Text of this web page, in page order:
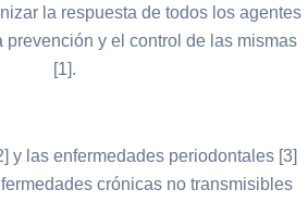
la respuesta de todos los agentes
prevención y el control de las mismas
[1].
y las enfermedades periodontales [3]
crónicas no transmisibles